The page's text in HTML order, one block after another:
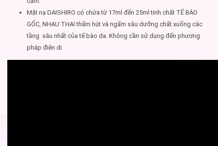
Mặt nạ DAISHIRO có chứa từ 17ml đến 25ml tinh chất TẾ BÀO
GỐC, NHAU THAI thấm hút và ngấm sâu dưỡng chất xuống các
tầng sâu nhất của tế bào da. Không cần sử dụng đến phương
pháp điện di